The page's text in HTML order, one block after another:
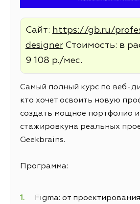
Сайт: https://gb.ru/
designer Стоимость: в
9 108 р./мес.
Самый полный курс по веб-
кто хочет освоить новую
создать мощное портфолио
стажировкуна реальных
Geekbrains.
Программа:
Figma: от